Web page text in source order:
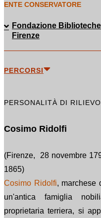
ENTE CONSERVATORE
Fondazione
Firenze
PERCORSI
PERSONALITÀ DI RILIEVO
Cosimo Ridolfi
(Firenze, 28 novembre
1865)
Cosimo Ridolfi, marchese
un'antica famiglia
proprietaria terriera, si